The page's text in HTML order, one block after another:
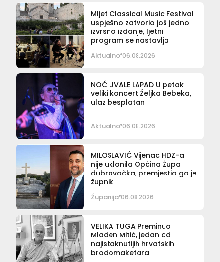
Mljet Classical Music Festival
uspješno zatvorio još jedno
izvrsno izdanje, ljetni
program se nastavlja
Aktualno 06.08.2026
NOĆ UVALE LAPAD U petak
veliki koncert Željka Bebeka,
ulaz besplatan
Aktualno 06.08.2026
MILOSLAVIĆ Vijenac HDZ-a
nije uklonila Općina Župa
dubrovačka, premjestio ga je
župnik
Županija 06.08.2026
VELIKA TUGA Preminuo
Mladen Mitić, jedan od
najistaknutijih hrvatskih
brodomaketara